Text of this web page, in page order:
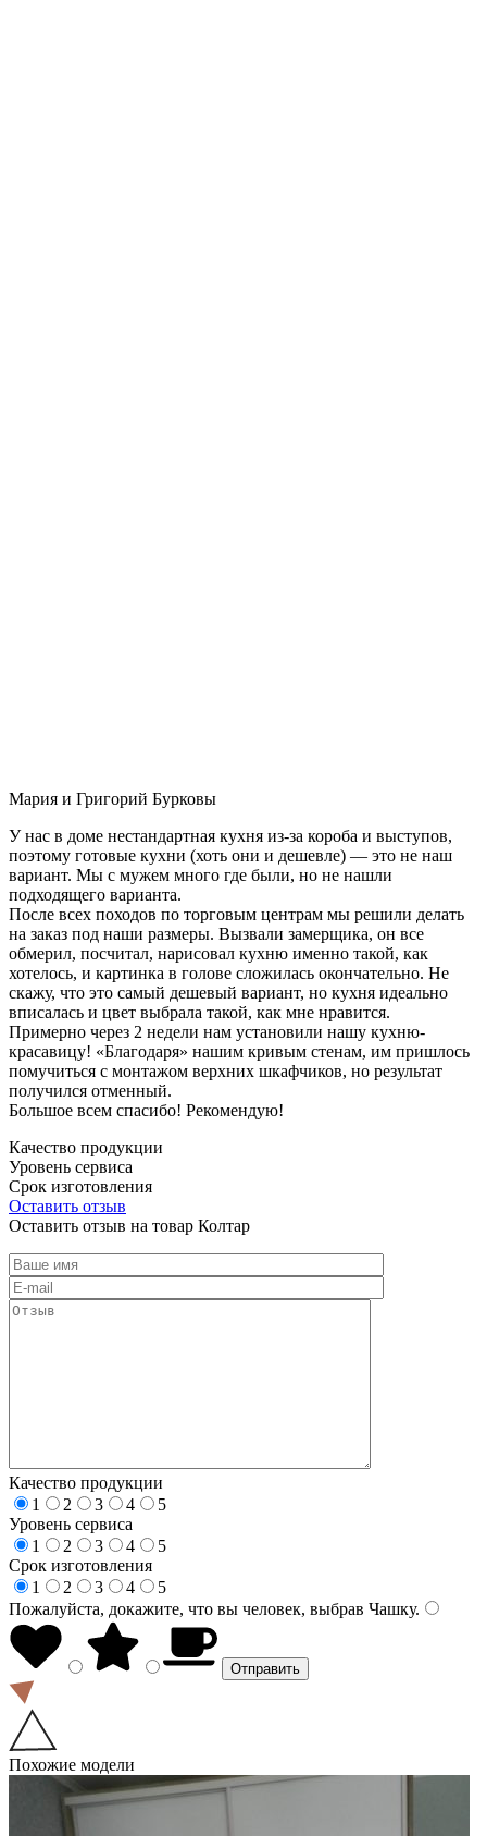
Мария и Григорий Бурковы
У нас в доме нестандартная кухня из-за короба и выступов,
поэтому готовые кухни (хоть они и дешевле) — это не наш
вариант. Мы с мужем много где были, но не нашли
подходящего варианта.
После всех походов по торговым центрам мы решили делать
на заказ под наши размеры. Вызвали замерщика, он все
обмерил, посчитал, нарисовал кухню именно такой, как
хотелось, и картинка в голове сложилась окончательно. Не
скажу, что это самый дешевый вариант, но кухня идеально
вписалась и цвет выбрала такой, как мне нравится.
Примерно через 2 недели нам установили нашу кухню-
красавицу! «Благодаря» нашим кривым стенам, им пришлось
помучиться с монтажом верхних шкафчиков, но результат
получился отменный.
Большое всем спасибо! Рекомендую!
Качество продукции
Уровень сервиса
Срок изготовления
Оставить отзыв
Оставить отзыв на товар Колтар
Качество продукции
1
2 3 4
5
Уровень сервиса
1
2 3 4
5
Срок изготовления
1
2 3 4
5
Пожалуйста, докажите, что вы человек, выбрав Чашку.
Похожие модели